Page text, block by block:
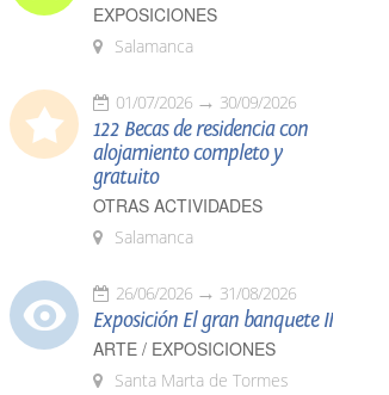
EXPOSICIONES
Salamanca
01/07/2026 30/09/2026
122 Becas de residencia con
alojamiento completo y
gratuito
OTRAS ACTIVIDADES
Salamanca
26/06/2026 31/08/2026
Exposición El gran banquete II
ARTE / EXPOSICIONES
Santa Marta de Tormes